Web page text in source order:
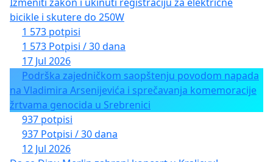
bicikle i skutere do 250W
1 573 potpisi
1 573 Potpisi / 30 dana
17 Jul 2026
Podrška zajedničkom saopštenju povodom napada
na Vladimira Arsenijevića i sprečavanja komemoracije
žrtvama genocida u Srebrenici
937 potpisi
937 Potpisi / 30 dana
12 Jul 2026